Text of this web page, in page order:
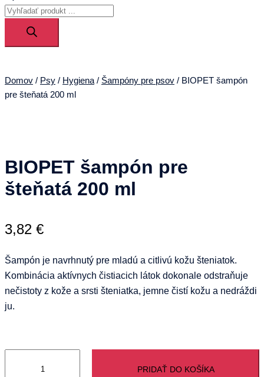
menu
Products
search
Domov / Psy / Hygiena / Šampóny pre psov / BIOPET šampón
pre šteňatá 200 ml
BIOPET šampón pre
šteňatá 200 ml
3,82 €
Šampón je navrhnutý pre mladú a citlivú kožu šteniatok.
Kombinácia aktívnych čistiacich látok dokonale odstraňuje
nečistoty z kože a srsti šteniatka, jemne čistí kožu a nedráždi
ju.
PRIDAŤ DO KOŠÍKA